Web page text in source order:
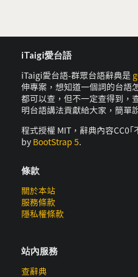
iTaigi愛台語
iTaigi愛台語-群眾台語辭典是
伸專案，想知道一個詞的台語
都可以查，但不一定查得到，
明台語講法貢獻給大家，簡單
程式授權 MIT，辭典內容CC0
by BootStrap 5.
條款
關於本站
服務條款
隱私權條款
站內服務
查辭典